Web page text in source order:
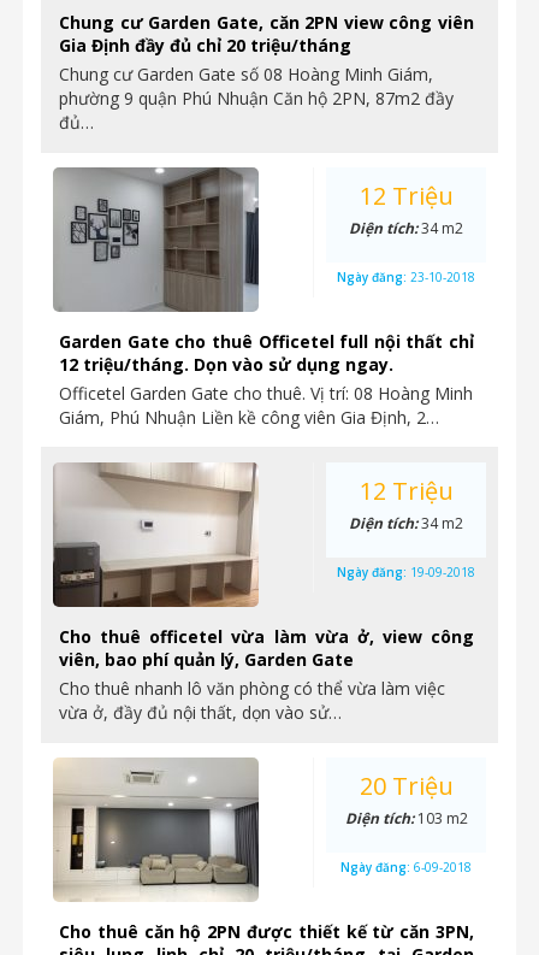
Chung cư Garden Gate, căn 2PN view công viên
Gia Định đầy đủ chỉ 20 triệu/tháng
Chung cư Garden Gate số 08 Hoàng Minh Giám,
phường 9 quận Phú Nhuận Căn hộ 2PN, 87m2 đầy
đủ…
Garden Gate cho thuê Officetel full nội thất chỉ
12 triệu/tháng. Dọn vào sử dụng ngay.
Officetel Garden Gate cho thuê. Vị trí: 08 Hoàng Minh
Giám, Phú Nhuận Liền kề công viên Gia Định, 2…
12 Triệu
Diện tích:34 m2
Ngày đăng: 23-10-2018
Cho thuê officetel vừa làm vừa ở, view công
viên, bao phí quản lý, Garden Gate
Cho thuê nhanh lô văn phòng có thể vừa làm việc
vừa ở, đầy đủ nội thất, dọn vào sử…
12 Triệu
Diện tích:34 m2
Ngày đăng: 19-09-2018
Cho thuê căn hộ 2PN được thiết kế từ căn 3PN,
20 Triệu
Diện tích:103 m2
Ngày đăng: 6-09-2018